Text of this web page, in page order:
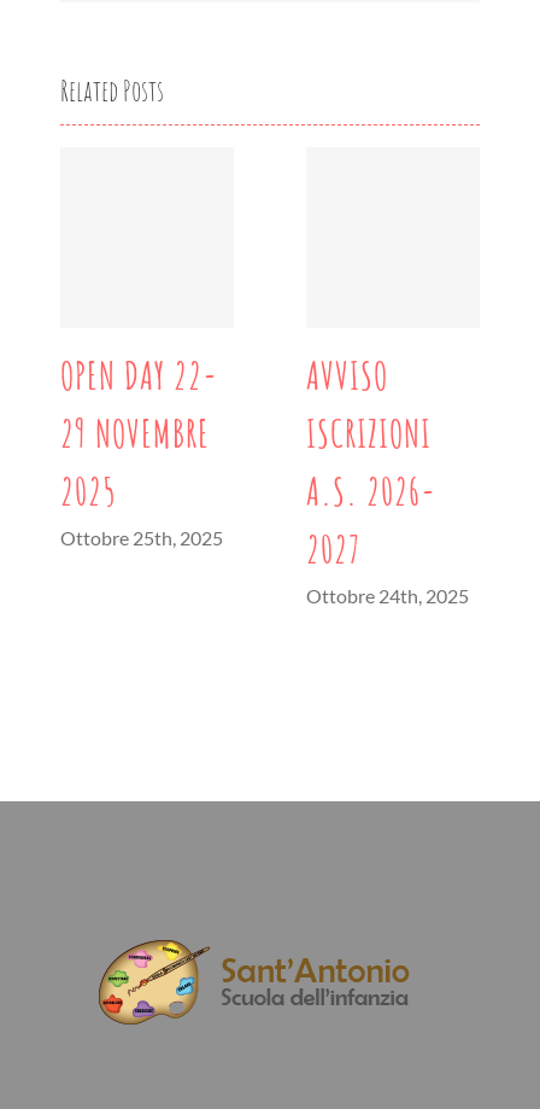
Related Posts
OPEN DAY 22-
29 NOVEMBRE
2025
Ottobre 25th, 2025
AVVISO
ISCRIZIONI
A.S. 2026-
2027
Ottobre 24th, 2025